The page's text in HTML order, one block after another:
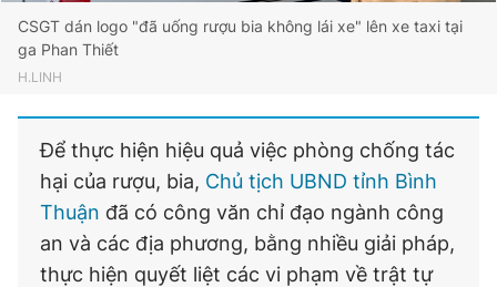
CSGT dán logo "đã uống rượu bia không lái xe" lên xe taxi tại
ga Phan Thiết
H.LINH
Để thực hiện hiệu quả việc phòng chống tác
hại của rượu, bia, Chủ tịch UBND tỉnh Bình
Thuận đã có công văn chỉ đạo ngành công
an và các địa phương, bằng nhiều giải pháp,
thực hiện quyết liệt các vi phạm về trật tự